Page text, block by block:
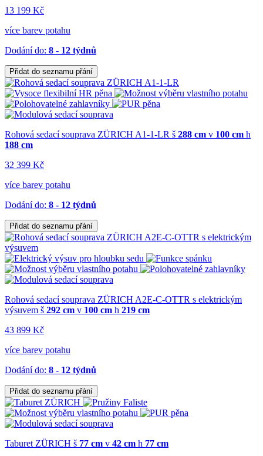
13 199 Kč
více barev potahu
Dodání do: 8 - 12 týdnů
Přidat do seznamu přání
Rohová sedací souprava ZÜRICH A1-1-LR š 288 cm v 100 cm h
188 cm
32 399 Kč
více barev potahu
Dodání do: 8 - 12 týdnů
Přidat do seznamu přání
Rohová sedací souprava ZÜRICH A2E-C-OTTR s elektrickým
výsuvem š 292 cm v 100 cm h 219 cm
43 899 Kč
více barev potahu
Dodání do: 8 - 12 týdnů
Přidat do seznamu přání
Taburet ZÜRICH š 77 cm v 42 cm h 77 cm